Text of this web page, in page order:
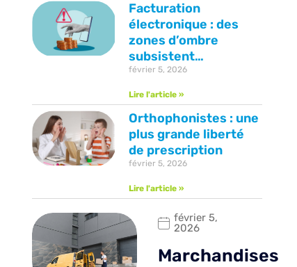
Facturation
électronique : des
zones d’ombre
subsistent…
février 5, 2026
Lire l'article »
Orthophonistes : une
plus grande liberté
de prescription
février 5, 2026
Lire l'article »
février 5,
2026
Marchandises